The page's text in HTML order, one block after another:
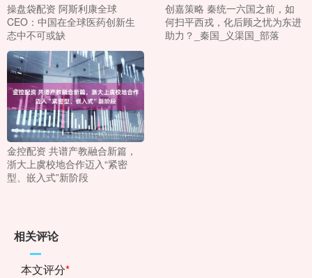
操盘袋配资 阿斯利康全球
CEO：中国在全球医药创新生
态中不可或缺
创嘉策略 秦统一六国之前，如
何扫平西戎，化后顾之忧为东进
助力？_秦国_义渠国_部落
金控配资 共谱产教融合新篇，
浙大上虞校地合作迈入“紧密
型、嵌入式”新阶段
相关评论
本文评分*